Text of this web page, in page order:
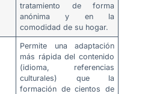
tratamiento de forma
anónima y en la
comodidad de su hogar.
Permite una adaptación
más rápida del contenido
(idioma, referencias
culturales) que la
formación de cientos de